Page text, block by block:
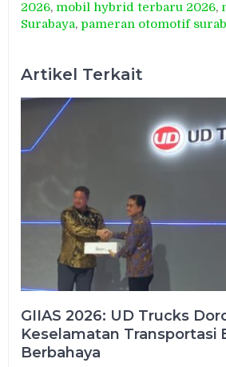
2026, mobil hybrid terbaru 2026,
Surabaya,pameran otomotif
Artikel Terkait
GIIAS 2026: UD Trucks
Keselamatan Transportasi
Berbahaya